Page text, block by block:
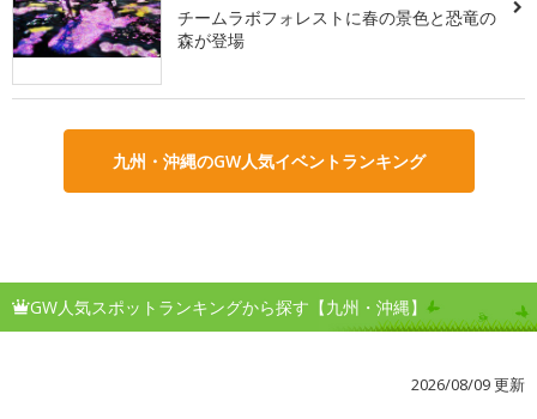
チームラボフォレストに春の景色と恐竜の
森が登場
九州・沖縄のGW人気イベントランキング
GW人気スポットランキングから探す【九州・沖縄】
2026/08/09 更新